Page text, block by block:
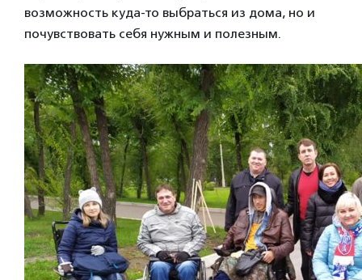
возможность куда-то выбраться из дома, но и
почувствовать себя нужным и полезным.